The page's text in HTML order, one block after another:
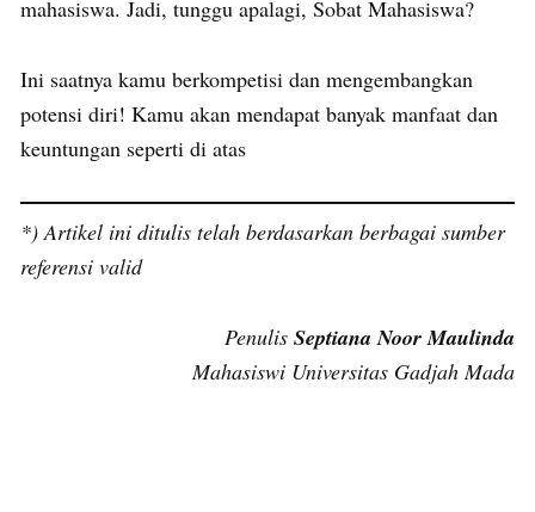
mahasiswa. Jadi, tunggu apalagi, Sobat Mahasiswa?
Ini saatnya kamu berkompetisi dan mengembangkan
potensi diri! Kamu akan mendapat banyak manfaat dan
keuntungan seperti di atas
*) Artikel ini ditulis telah berdasarkan berbagai sumber
referensi valid
Penulis Septiana Noor Maulinda
Mahasiswi Universitas Gadjah Mada